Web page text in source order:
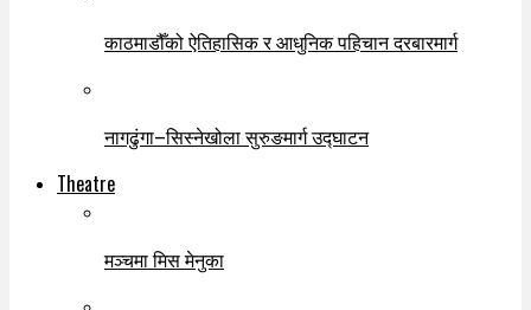
काठमाडौँको ऐतिहासिक र आधुनिक पहिचान दरबारमार्ग
नागढुंगा–सिस्नेखोला सुरुङमार्ग उद्घाटन
Theatre
मञ्चमा मिस मेनुका